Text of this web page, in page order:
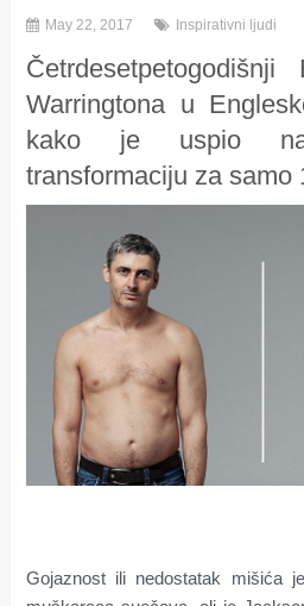
May 22, 2017 Inspirativni ljudi
Warringtona u
kako je uspio
transformaciju za samo
Gojaznost ili nedostatak mišića